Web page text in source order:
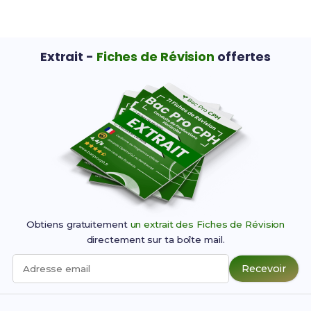
Extrait - Fiches de Révision offertes
Obtiens gratuitement un extrait des Fiches de Révision
directement sur ta boîte mail.
Adresse email Recevoir